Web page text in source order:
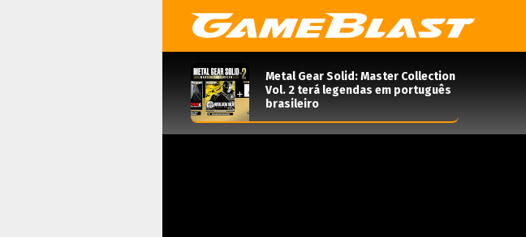
Metal Gear Solid: Master Collection
Vol. 2 terá legendas em português
brasileiro